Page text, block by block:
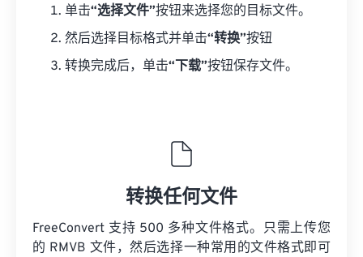
单击“选择文件”按钮来选择您的目标文件。
然后选择目标格式并单击“转换”按钮
转换完成后，单击“下载”按钮保存文件。
转换任何文件
FreeConvert 支持 500 多种文件格式。只需上传您
的 RMVB 文件，然后选择一种常用的文件格式即可